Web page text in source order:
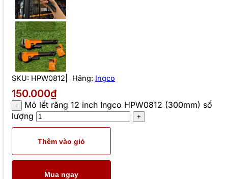
SKU: HPW0812 Hãng: Ingco
150.000₫
Mỏ lết răng 12 inch Ingco HPW0812 (300mm) số
lượng
Thêm vào giỏ
Mua ngay